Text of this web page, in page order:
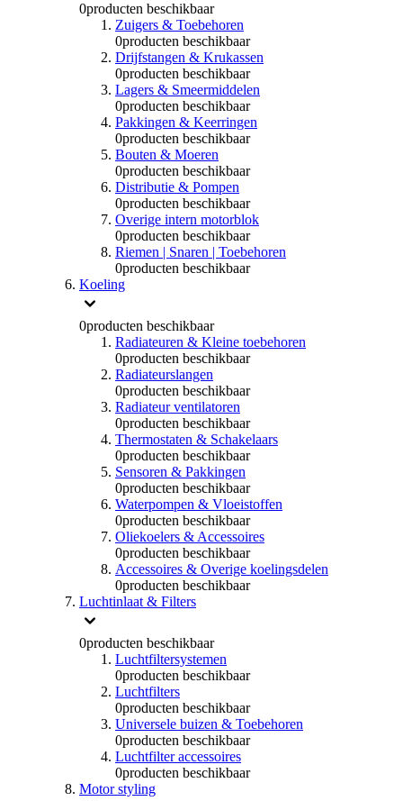
0producten beschikbaar
Zuigers & Toebehoren
0producten beschikbaar
Drijfstangen & Krukassen
0producten beschikbaar
Lagers & Smeermiddelen
0producten beschikbaar
Pakkingen & Keerringen
0producten beschikbaar
Bouten & Moeren
0producten beschikbaar
Distributie & Pompen
0producten beschikbaar
Overige intern motorblok
0producten beschikbaar
Riemen | Snaren | Toebehoren
0producten beschikbaar
Koeling
0producten beschikbaar
Radiateuren & Kleine toebehoren
0producten beschikbaar
Radiateurslangen
0producten beschikbaar
Radiateur ventilatoren
0producten beschikbaar
Thermostaten & Schakelaars
0producten beschikbaar
Sensoren & Pakkingen
0producten beschikbaar
Waterpompen & Vloeistoffen
0producten beschikbaar
Oliekoelers & Accessoires
0producten beschikbaar
Accessoires & Overige koelingsdelen
0producten beschikbaar
Luchtinlaat & Filters
0producten beschikbaar
Luchtfiltersystemen
0producten beschikbaar
Luchtfilters
0producten beschikbaar
Universele buizen & Toebehoren
0producten beschikbaar
Luchtfilter accessoires
0producten beschikbaar
Motor styling